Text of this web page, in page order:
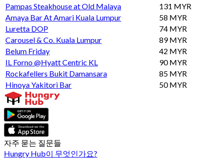
Pampas Steakhouse at Old Malaya
131 MYR
Amaya Bar At Amari Kuala Lumpur
58 MYR
Luretta DOP
74 MYR
Carousel & Co. Kuala Lumpur
89 MYR
Belum Friday
42 MYR
IL Forno @Hyatt Centric KL
90 MYR
Rockafellers Bukit Damansara
85 MYR
Hinoya Yakitori Bar
50 MYR
자주 묻는 질문들
Hungry Hub이 무엇인가요?